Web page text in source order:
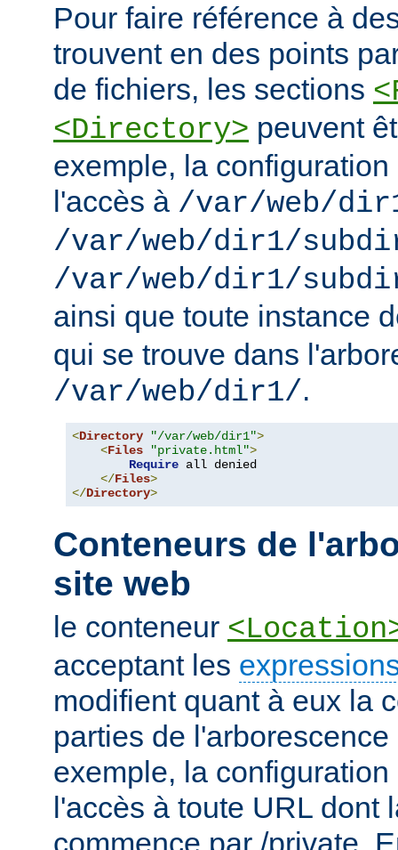
Pour faire référence à
trouvent en des points
de fichiers, les sections
<Directory> peuvent
exemple, la
l'accès à /var/web/
/var/web/dir1/
/var/web/dir1/
ainsi que toute instance
qui se trouve dans
/var/web/dir1/.
<Directory "/var/web/dir1">
<Files "private.html">
Require all denied
</Files>
</Directory>
Conteneurs de
site web
le conteneur
acceptant les
modifient quant à eux la
parties de
exemple, la
l'accès à toute URL dont